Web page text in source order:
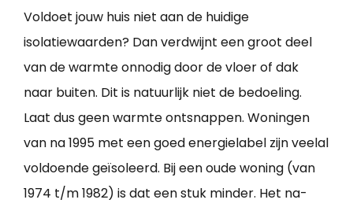
Voldoet jouw huis niet aan de huidige
isolatiewaarden? Dan verdwijnt een groot deel
van de warmte onnodig door de vloer of dak
naar buiten. Dit is natuurlijk niet de bedoeling.
Laat dus geen warmte ontsnappen. Woningen
van na 1995 met een goed energielabel zijn veelal
voldoende geïsoleerd. Bij een oude woning (van
1974 t/m 1982) is dat een stuk minder. Het na-